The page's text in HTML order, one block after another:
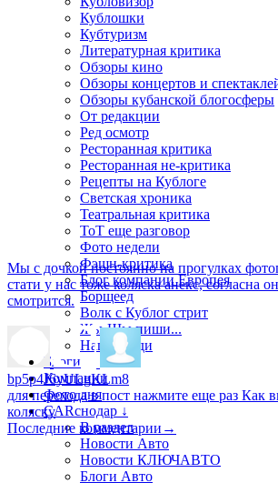
Кублошки
Кубтуризм
Литературная критика
Обзоры кино
Обзоры концертов и
Обзоры кубанской блогосферы
От редакции
Ред осмотр
Ресторанная критика
Ресторанная не-критика
Рецепты на Кублоге
Светская хроника
Театральная критика
ТоТ еще разговор
Фото недели
Фэшн-критика
Блог компании Европея
Борщеед
Волк с Кублог стрит
Жы-Шы пиши...
Наши люди
Блоги
Компании
Фото дня
CARснодар ↓
В раздел
Новости Авто
Новости КЛЮЧАВТО
Блоги Авто
Мы с дочкой постоянно на прогулках
стати у нас тоже коляска анекс, согласна
смотрится.
bp5p4J6yULgKLm8
для перехода в пост нажмите еще раз Как
коляску
Последние комментарии →